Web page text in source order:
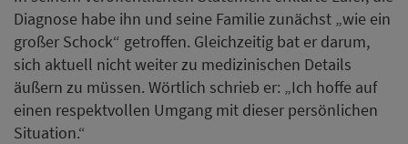
Diagnose habe ihn und seine Familie zunächst „wie ein
großer Schock“ getroffen. Gleichzeitig bat er darum,
sich aktuell nicht weiter zu medizinischen Details
äußern zu müssen. Wörtlich schrieb er: „Ich hoffe auf
einen respektvollen Umgang mit dieser persönlichen
Situation.“